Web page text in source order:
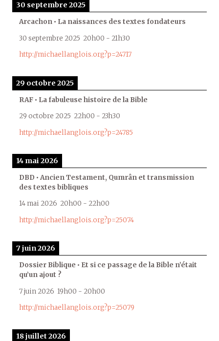
30 septembre 2025
Arcachon • La naissances des textes fondateurs
30 septembre 2025 20h00 - 21h30
http://michaellanglois.org?p=24717
29 octobre 2025
RAF • La fabuleuse histoire de la Bible
29 octobre 2025 22h00 - 23h30
http://michaellanglois.org?p=24785
14 mai 2026
DBD • Ancien Testament, Qumrân et transmission
des textes bibliques
14 mai 2026 20h00 - 22h00
http://michaellanglois.org?p=25074
7 juin 2026
Dossier Biblique • Et si ce passage de la Bible n’était
qu’un ajout ?
7 juin 2026 19h00 - 20h00
http://michaellanglois.org?p=25079
18 juillet 2026